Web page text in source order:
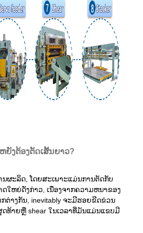
ຍັງຕ້ອງຕັດເສັ້ນຍາວ?
ນຜະລິດ, ໂດຍສະເພາະແມ່ນການຕັດກັບ
ດໃຫຍ່ດັ່ງກ່າວ, ເນື່ອງຈາກຄວາມຫນາຂອງ
ຕ່າງກັນ, inevitably ຈະມີຮອຍຂີດຂ່ວນ
ທ້າຍຫຼື shear ໃນເວລາທີ່ມັນແມ່ນແຂບມີ